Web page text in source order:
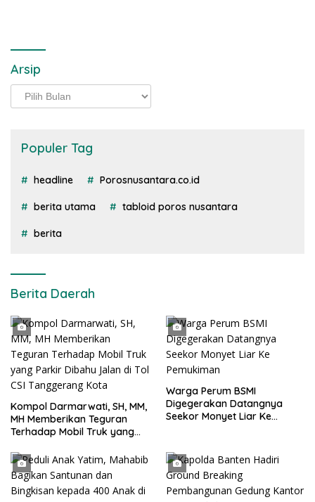
Arsip
Arsip
Populer Tag
headline Porosnusantara.co.id
berita utama tabloid poros nusantara
berita
Berita Daerah
Kompol Darmarwati, SH, MM,
MH Memberikan Teguran
Terhadap Mobil Truk yang
Tanggerang Kota
Warga Perum BSMI
Digegerakan Datangnya
Seekor Monyet Liar Ke